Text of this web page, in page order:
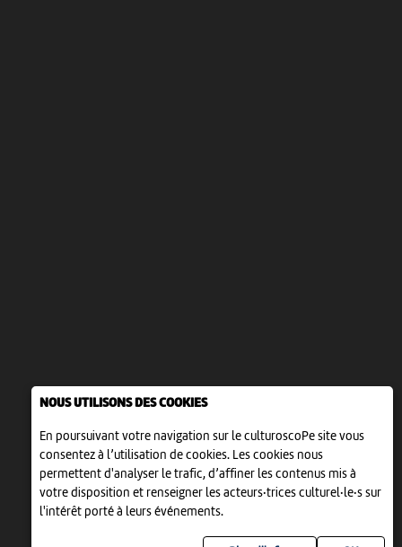
NOUS UTILISONS DES COOKIES
En poursuivant votre navigation sur le culturoscoPe site vous
consentez à l’utilisation de cookies. Les cookies nous
permettent d'analyser le trafic, d’affiner les contenus mis à
votre disposition et renseigner les acteurs·trices culturel·le·s sur
l'intérêt porté à leurs événements.